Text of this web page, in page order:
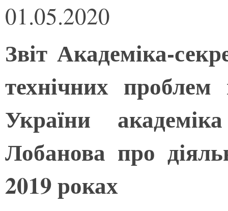
01.05.2020
Звіт Академіка-
технічних
України
Лобанова про
2019 роках